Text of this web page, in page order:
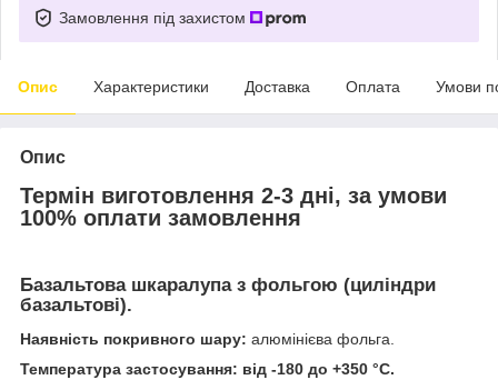
Замовлення під захистом
Опис Характеристики Доставка Оплата Умови
Опис
Термін виготовлення 2-3 дні, за умови
100% оплати замовлення
Базальтова шкаралупа з фольгою (циліндри
базальтові).
Наявність покривного шару: алюмінієва фольга.
Температура застосування: від -180 до +350 °С.